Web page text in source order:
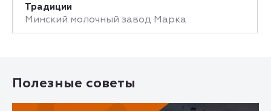
Традиции
Минский молочный завод Марка
Полезные советы